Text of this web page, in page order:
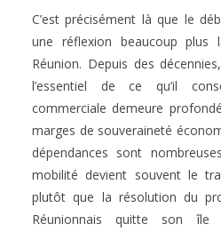
C’est précisément là que le
une réflexion beaucoup plus
Réunion. Depuis des
l’essentiel de ce qu’il
commerciale demeure
marges de souveraineté
dépendances sont
mobilité devient souvent le
plutôt que la résolution du
Réunionnais quitte son île